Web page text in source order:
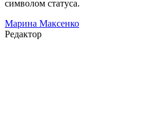
символом статуса.
Марина Максенко
Редактор